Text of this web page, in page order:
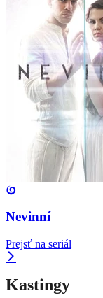
Nevinní
Prejsť na seriál
Kastingy